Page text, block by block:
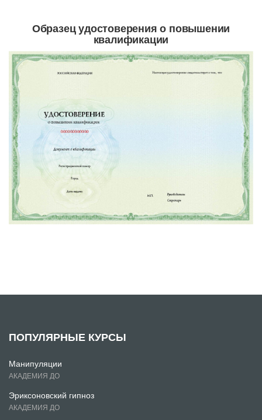
Образец удостоверения о повышении
квалификации
ПОПУЛЯРНЫЕ КУРСЫ
Манипуляции
АКАДЕМИЯ ДО
Эриксоновский гипноз
АКАДЕМИЯ ДО